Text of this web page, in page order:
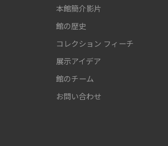
本館簡介影片
館の歴史
コレクション フィーチ
展示アイデア
館のチーム
お問い合わせ